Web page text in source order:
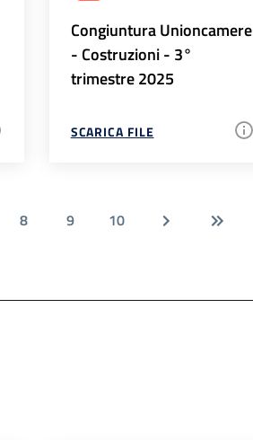
Congiuntura Unioncamere
- Costruzioni - 3°
trimestre 2025
SCARICA FILE
8 9 10